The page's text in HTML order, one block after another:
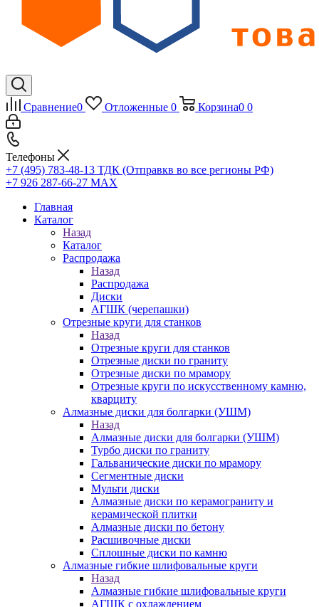
Сравнение0 Отложенные 0 Корзина0 0
Телефоны
+7 (495) 783-48-13 ТДК (Отправкв во все регионы РФ)
+7 926 287-66-27 МАХ
Главная
Каталог
Назад
Каталог
Распродажа
Назад
Распродажа
Диски
АГШК (черепашки)
Отрезные круги для станков
Назад
Отрезные круги для станков
Отрезные диски по граниту
Отрезные диски по мрамору
Отрезные круги по искусственному камню,
кварциту
Алмазные диски для болгарки (УШМ)
Назад
Алмазные диски для болгарки (УШМ)
Турбо диски по граниту
Гальванические диски по мрамору
Сегментные диски
Мульти диски
Алмазные диски по керамограниту и
керамической плитки
Алмазные диски по бетону
Расшивочные диски
Сплошные диски по камню
Алмазные гибкие шлифовальные круги
Назад
Алмазные гибкие шлифовальные круги
АГШК с охлаждением